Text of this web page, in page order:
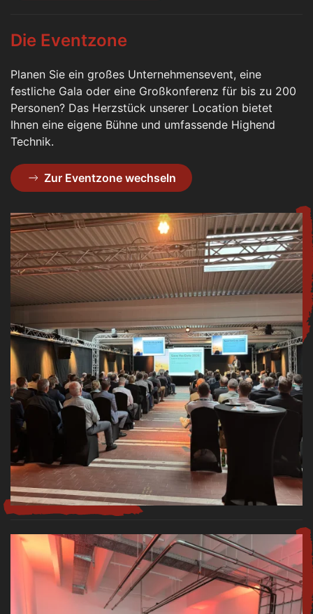
Die Eventzone
Planen Sie ein großes Unternehmensevent, eine
festliche Gala oder eine Großkonferenz für bis zu 200
Personen? Das Herzstück unserer Location bietet
Ihnen eine eigene Bühne und umfassende Highend
Technik.
Zur Eventzone wechseln